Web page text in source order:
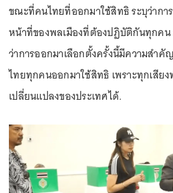
ขณะที่คนไทยที่ออกมาใช้สิทธิ ระบุว่ากา
หน้าที่ของพลเมืองที่ต้องปฏิบัติกันทุกค
ว่าการออกมาเลือกตั้งครั้งนี้มีความสำ
ไทยทุกคนออกมาใช้สิทธิ เพราะทุกเสียง
เปลี่ยนแปลงของประเทศได้.